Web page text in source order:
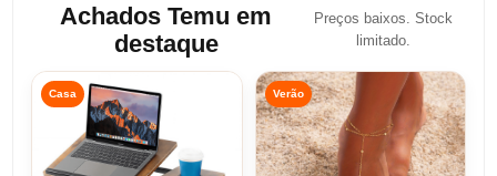
Achados Temu em
destaque
Preços baixos. Stock
limitado.
Casa Verão